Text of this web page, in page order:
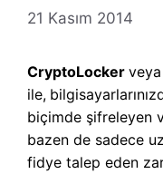
21 Kasım 2014
CryptoLocker
ile, b
biçimde şifreleyen
bazen de sadece
fidye talep eden